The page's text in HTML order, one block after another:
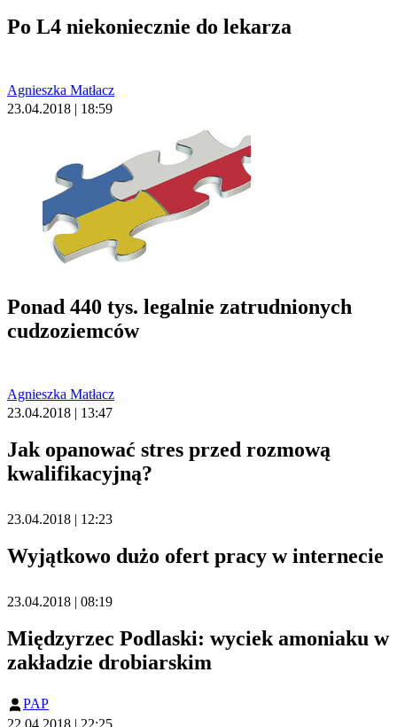
Po L4 niekoniecznie do lekarza
Agnieszka Matłacz
23.04.2018 | 18:59
Ponad 440 tys. legalnie zatrudnionych
cudzoziemców
Agnieszka Matłacz
23.04.2018 | 13:47
Jak opanować stres przed rozmową
kwalifikacyjną?
23.04.2018 | 12:23
Wyjątkowo dużo ofert pracy w internecie
23.04.2018 | 08:19
Międzyrzec Podlaski: wyciek amoniaku w
zakładzie drobiarskim
PAP
22.04.2018 | 22:25